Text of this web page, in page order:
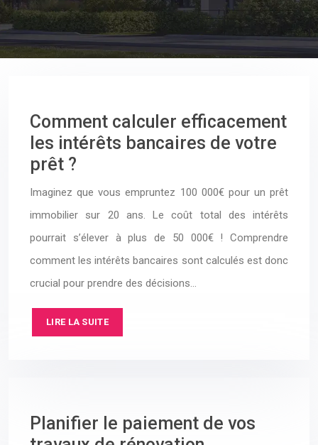
Comment calculer efficacement
les intérêts bancaires de votre
prêt ?
Imaginez que vous empruntez 100 000€ pour un prêt
immobilier sur 20 ans. Le coût total des intérêts
pourrait s’élever à plus de 50 000€ ! Comprendre
comment les intérêts bancaires sont calculés est donc
crucial pour prendre des décisions…
LIRE LA SUITE
Planifier le paiement de vos